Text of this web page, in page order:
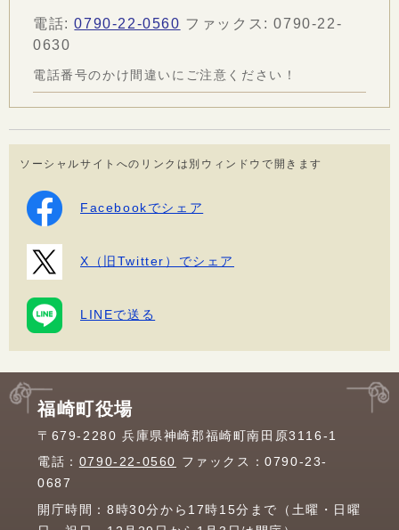
電話:0790-22-0560 ファックス: 0790-22-
0630
電話番号のかけ間違いにご注意ください！
ソーシャルサイトへのリンクは別ウィンドウで開きます
Facebookでシェア
X（旧Twitter）でシェア
LINEで送る
福崎町役場
〒679-2280 兵庫県神崎郡福崎町南田原3116-1
電話： 0790-22-0560 ファックス：0790-23-
0687
開庁時間：8時30分から17時15分まで（土曜・日曜